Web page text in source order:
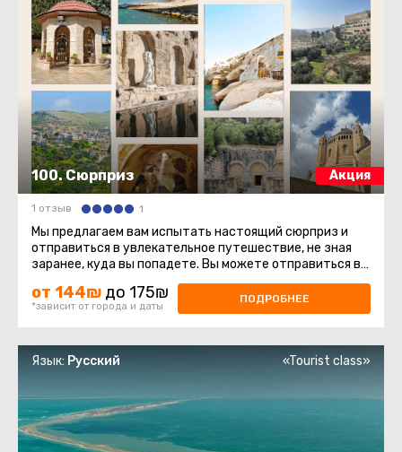
100. Сюрприз Акция
1 отзыв 1
Мы предлагаем вам испытать настоящий сюрприз и
отправиться в увлекательное путешествие, не зная
заранее, куда вы попадете. Вы можете отправиться в
от 144₪ до 175₪
*зависит от города и даты
ПОДРОБНЕЕ
Язык: Русский «Tourist class»